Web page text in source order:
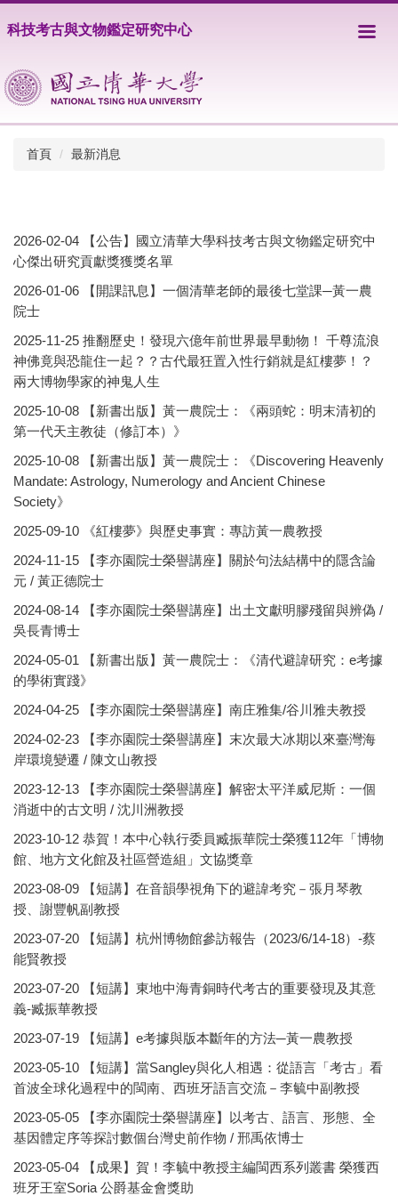
到
要
內
容
區
科技考古與文物鑑定研究中心
首頁 最新消息
2026-02-04
【公告】國立清華大學科技考古與文物鑑定研究中
心傑出研究貢獻獎獲獎名單
2026-01-06
【開課訊息】一個清華老師的最後七堂課─黃一農
院士
2025-11-25 推翻歷史！發現六億年前世界最早動物！ 千尊流浪
神佛竟與恐龍住一起？？古代最狂置入性行銷就是紅樓夢！？
兩大博物學家的神鬼人生
2025-10-08
【新書出版】黃一農院士：《兩頭蛇：明末清初的
第一代天主教徒（修訂本）》
2025-10-08
【新書出版】黃一農院士：《Discovering Heavenly
Mandate: Astrology, Numerology and Ancient Chinese
Society》
2025-09-10
《紅樓夢》與歷史事實：專訪黃一農教授
2024-11-15
【李亦園院士榮譽講座】關於句法結構中的隱含論
元 / 黃正德院士
2024-08-14
【李亦園院士榮譽講座】出土文獻明膠殘留與辨偽 /
吳長青博士
2024-05-01
【新書出版】黃一農院士：《清代避諱研究：e考據
的學術實踐》
2024-04-25
【李亦園院士榮譽講座】南庄雅集/谷川雅夫教授
2024-02-23
【李亦園院士榮譽講座】末次最大冰期以來臺灣海
岸環境變遷 / 陳文山教授
2023-12-13
【李亦園院士榮譽講座】解密太平洋威尼斯：一個
消逝中的古文明 / 沈川洲教授
2023-10-12 恭賀！本中心執行委員臧振華院士榮獲112年「博物
館、地方文化館及社區營造組」文協獎章
2023-08-09
【短講】在音韻學視角下的避諱考究－張月琴教
授、謝豐帆副教授
2023-07-20
【短講】杭州博物館參訪報告（2023/6/14-18）-蔡
能賢教授
2023-07-20
【短講】東地中海青銅時代考古的重要發現及其意
義-臧振華教授
2023-07-19
【短講】e考據與版本斷年的方法─黃一農教授
2023-05-10
【短講】當Sangley與化人相遇：從語言「考古」看
首波全球化過程中的閩南、西班牙語言交流－李毓中副教授
2023-05-05
【李亦園院士榮譽講座】以考古、語言、形態、全
基因體定序等探討數個台灣史前作物 / 邢禹依博士
2023-05-04
【成果】賀！李毓中教授主編閩西系列叢書 榮獲西
班牙王室Soria 公爵基金會獎助